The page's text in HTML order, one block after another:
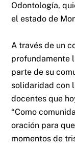
Odontología,
el estado de
A través de un
profundamente
parte de su
solidaridad con
docentes que
“Como
oración para
momentos de